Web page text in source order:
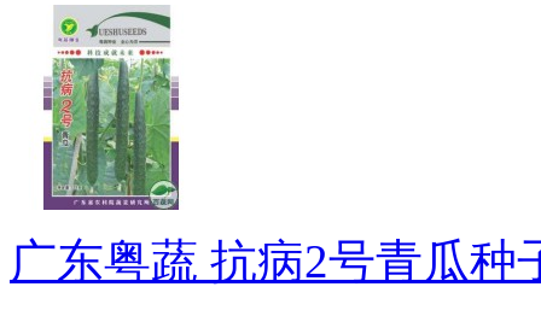
广东粤蔬 抗病2号青瓜种